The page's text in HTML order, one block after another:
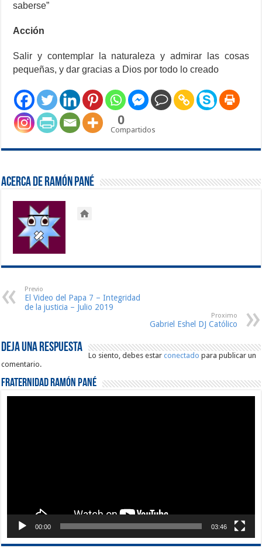
saberse”
Acción
Salir y contemplar la naturaleza y admirar las cosas
pequeñas, y dar gracias a Dios por todo lo creado
0
Compartidos
Acerca de Ramón Pané
Previo
El Video del Papa 7 – Integridad
de la justicia – Julio 2019
Proximo
Gabriel Eshel DJ Católico
Deja una respuesta
Lo siento, debes estarconectado para publicar un
comentario.
Fraternidad Ramón Pané
00:00 03:46